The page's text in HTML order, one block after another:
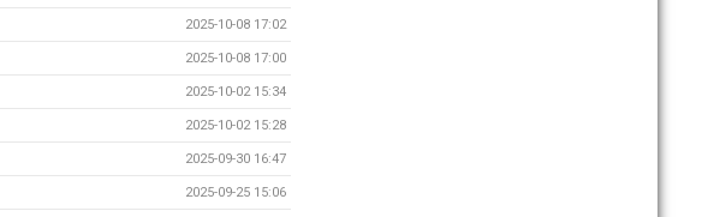
2025-10-08 17:02
2025-10-08 17:00
2025-10-02 15:34
2025-10-02 15:28
2025-09-30 16:47
2025-09-25 15:06